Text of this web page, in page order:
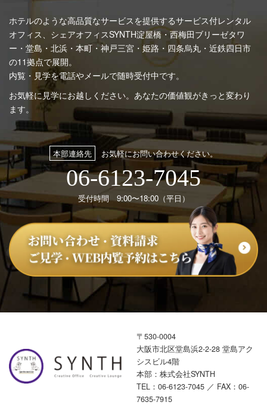
ホテルのような高品質なサービスを提供するサービス付レンタル
オフィス、シェアオフィスSYNTH淀屋橋・西梅田ブリーゼタワ
ー・堂島・北浜・本町・神戸三宮・姫路・四条烏丸・近鉄四日市
の11拠点で展開。
内覧・見学を電話やメールで随時受付中です。
お気軽に見学にお越しください。あなたの価値観がきっと変わり
ます。
本部連絡先 お気軽にお問い合わせください。
06-6123-7045
受付時間 9:00〜18:00（平日）
〒530-0004
大阪市北区堂島浜2-2-28 堂島アク
シスビル4階
本部：株式会社SYNTH
TEL： 06-6123-7045 ／ FAX：06-
7635-7915